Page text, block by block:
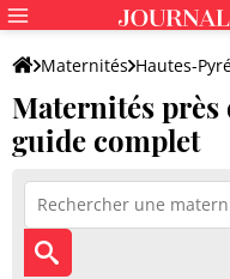
Maternités Hautes-
Maternités près
guide complet